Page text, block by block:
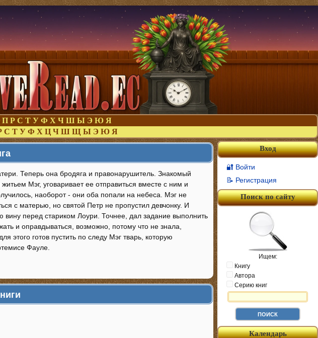
П Р С Т У Ф Х Ч Ш Ы Э Ю Я
С Т У Ф Х Ц Ч Ш Щ Ы Э Ю Я
Теперь она бродяга и правонарушитель. Знакомый
Мэг, уговаривает ее отправиться вместе с ним и
наоборот - они оба попали на небеса. Мэг не
с матерью, но святой Петр не пропустил девчонку. И
вину перед стариком Лоури. Точнее, дал задание выполнить
и оправдываться, возможно, потому что не знала,
этого готов пустить по следу Мэг тварь, которую
Фауле.
Вход
🔐 Войти
📝 Регистрация
Поиск по сайту
Ищем:
Книгу
Автора
Серию книг
Календарь